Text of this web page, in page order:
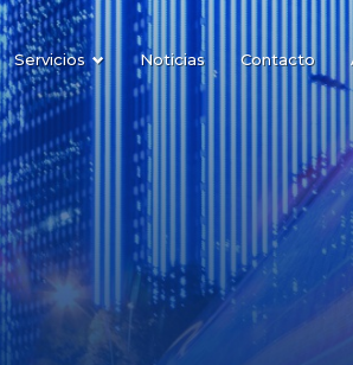
Servicios Noticias Contacto